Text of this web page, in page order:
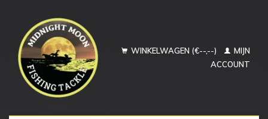
WINKELWAGEN (€--,--)
MIJN
ACCOUNT